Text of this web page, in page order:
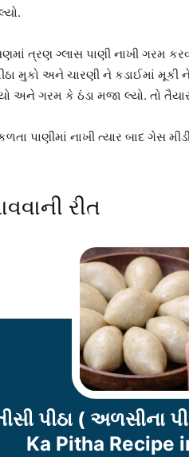
ત્રણ ગ્લાસ પાણી નાખી ગરમ
મુકો અને ચારણી ને કડાઈમાં મૂકી
અને ગરમ કે ઠંડા મજા લ્યો. તો
પાણીમાં નાખી ત્યાર બાદ ગેસ
રીત
પીઠા ( અળસીના
Ka Pitha Recipe